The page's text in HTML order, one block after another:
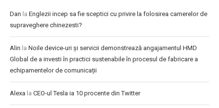
Dan la Englezii incep sa fie sceptici cu privire la folosirea camerelor de
supraveghere chinezesti?
Alin la Noile device-uri și servicii demonstrează angajamentul HMD
Global de a investi în practici sustenabile în procesul de fabricare a
echipamentelor de comunicații
Alexa la CEO-ul Tesla ia 10 procente din Twitter